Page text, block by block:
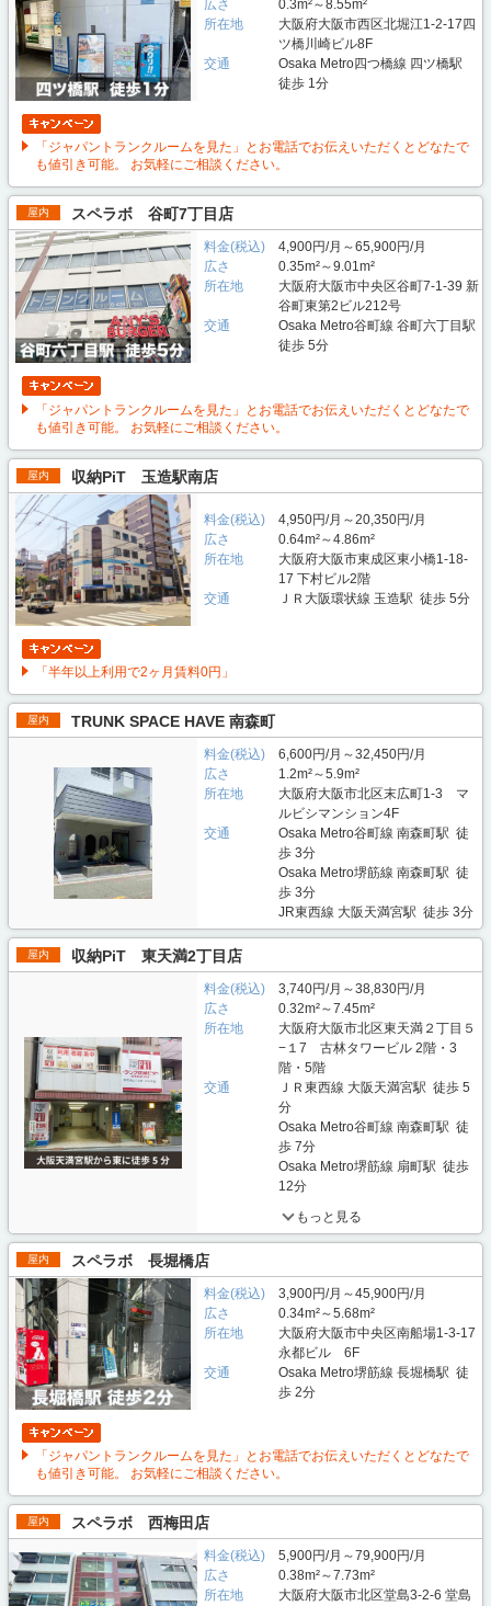
広さ
0.3m²～8.55m²
所在地
大阪府大阪市西区北堀江1-2-17四
ツ橋川崎ビル8F
交通
Osaka Metro四つ橋線 四ツ橋駅
徒歩 1分
「ジャパントランクルームを見た」とお電話でお伝えいただくとどなたで
も値引き可能。 お気軽にご相談ください。
屋内 スペラボ 谷町7丁目店
料金(税込)
4,900円/月～65,900円/月
広さ
0.35m²～9.01m²
所在地
大阪府大阪市中央区谷町7-1-39 新
谷町東第2ビル212号
交通
Osaka Metro谷町線 谷町六丁目駅
徒歩 5分
「ジャパントランクルームを見た」とお電話でお伝えいただくとどなたで
も値引き可能。 お気軽にご相談ください。
屋内 収納PiT 玉造駅南店
料金(税込)
4,950円/月～20,350円/月
広さ
0.64m²～4.86m²
所在地
大阪府大阪市東成区東小橋1-18-
17 下村ビル2階
交通
ＪＲ大阪環状線 玉造駅 徒歩 5分
「半年以上利用で2ヶ月賃料0円」
屋内 TRUNK SPACE HAVE 南森町
料金(税込)
6,600円/月～32,450円/月
広さ
1.2m²～5.9m²
所在地
大阪府大阪市北区末広町1-3 マ
ルビシマンション4F
交通
Osaka Metro谷町線 南森町駅 徒
歩 3分
Osaka Metro堺筋線 南森町駅 徒
歩 3分
JR東西線 大阪天満宮駅 徒歩 3分
屋内 収納PiT 東天満2丁目店
料金(税込)
3,740円/月～38,830円/月
広さ
0.32m²～7.45m²
所在地
大阪府大阪市北区東天満２丁目５
−１7 古林タワービル 2階・3
階・5階
交通
ＪＲ東西線 大阪天満宮駅 徒歩 5
分
Osaka Metro谷町線 南森町駅 徒
歩 7分
Osaka Metro堺筋線 扇町駅 徒歩
12分
もっと見る
屋内 スペラボ 長堀橋店
料金(税込)
3,900円/月～45,900円/月
広さ
0.34m²～5.68m²
所在地
大阪府大阪市中央区南船場1-3-17
永都ビル 6F
交通
Osaka Metro堺筋線 長堀橋駅 徒
歩 2分
「ジャパントランクルームを見た」とお電話でお伝えいただくとどなたで
も値引き可能。 お気軽にご相談ください。
屋内 スペラボ 西梅田店
料金(税込)
5,900円/月～79,900円/月
広さ
0.38m²～7.73m²
所在地
大阪府大阪市北区堂島3-2-6 堂島